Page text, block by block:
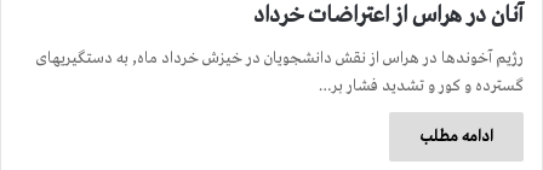
آنان در هراس از اعتراضات خرداد
رژیم آخوندها در هراس از نقش دانشجویان در خیزش خرداد ماه, به دستگیریهای
گسترده و کور و تشدید فشار بر…
ادامه مطلب